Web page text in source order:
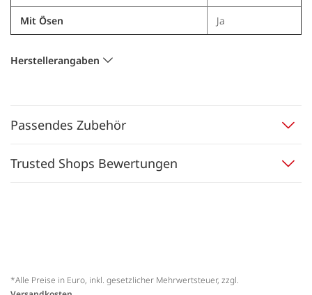
Mit Ösen Ja
Herstellerangaben
Passendes Zubehör
Trusted Shops Bewertungen
*Alle Preise in Euro, inkl. gesetzlicher Mehrwertsteuer, zzgl.